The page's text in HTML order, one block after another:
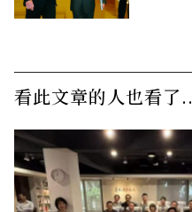
看此文章的人也看了..